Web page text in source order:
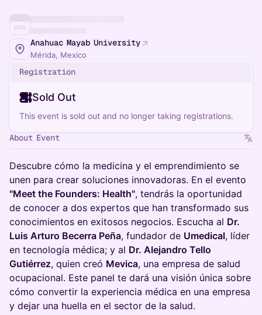
Anahuac Mayab University
Mérida, Mexico
Registration
Sold Out
This event is sold out and no longer taking registrations.
About Event
Descubre cómo la medicina y el emprendimiento se
unen para crear soluciones innovadoras. En el evento
"Meet the Founders: Health", tendrás la oportunidad
de conocer a dos expertos que han transformado sus
conocimientos en exitosos negocios. Escucha al Dr.
Luis Arturo Becerra Peña, fundador de Umedical, líder
en tecnología médica; y al Dr. Alejandro Tello
Gutiérrez, quien creó Mevica, una empresa de salud
ocupacional. Este panel te dará una visión única sobre
cómo convertir la experiencia médica en una empresa
y dejar una huella en el sector de la salud.